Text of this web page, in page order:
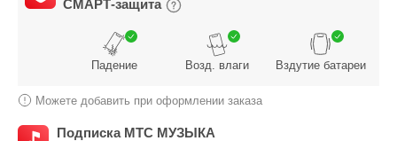
СМАРТ-защита
Падение Возд. влаги Вздутие батареи
Можете добавить при оформлении заказа
Подписка МТС МУЗЫКА